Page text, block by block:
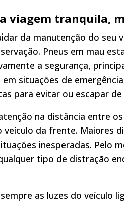
viagem tranquila,
da manutenção do seu
Pneus em mau
a segurança,
situações de
para evitar ou escapar
na distância entre
veículo da frente. Maiores
inesperadas. Pelo
tipo de distração
as luzes do veículo